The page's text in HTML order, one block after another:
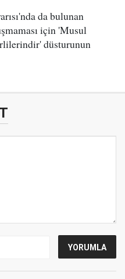
da bulunan
için 'Musul
düsturunun